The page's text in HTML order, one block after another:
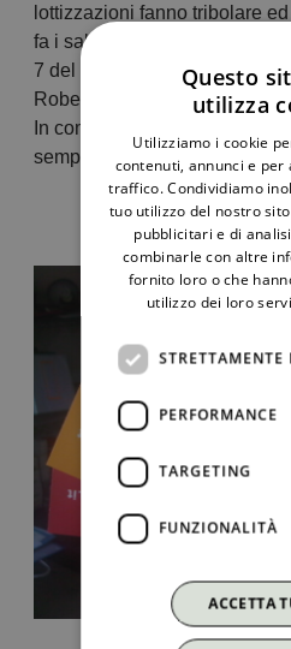
lottizzazioni fanno tribolare
fa i salti mortali per portare
7 del CAP.
Robe da ingegneri
In compenso oggi è arrivato
sempre di più l’aria dell’estate.
Questo
utilizza
Utilizziamo i cookie
contenuti, annunci e
traffico. Condividiamo
tuo utilizzo del nostro
pubblicitari e di
combinarle con altre
fornito loro o che
utilizzo dei loro
STRETTAMENTE
PERFORMANCE
TARGETING
FUNZIONALITÀ
ACCETTA